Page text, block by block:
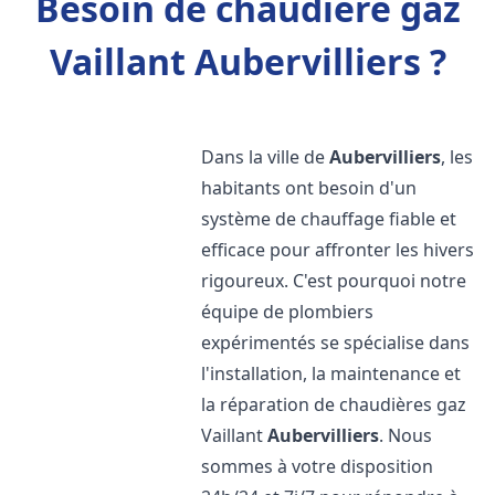
Vaillant Aubervilliers ?
Dans la ville deAubervilliers, les
habitants ont besoin d'un
système de chauffage fiable et
efficace pour affronter les hivers
rigoureux. C'est pourquoi notre
équipe de plombiers
expérimentés se spécialise dans
l'installation, la maintenance et
la réparation de chaudières gaz
VaillantAubervilliers. Nous
sommes à votre disposition